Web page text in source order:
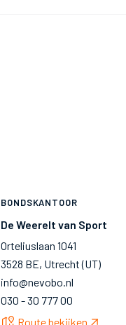
BONDSKANTOOR
De Weerelt van Sport
Orteliuslaan 1041
3528 BE, Utrecht (UT)
info@nevobo.nl
030 - 30 777 00
Route bekijken